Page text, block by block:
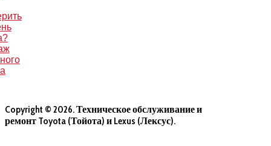
Copyright © 2026. Техническое обслуживание и
ремонт Toyota (Тойота) и Lexus (Лексус).